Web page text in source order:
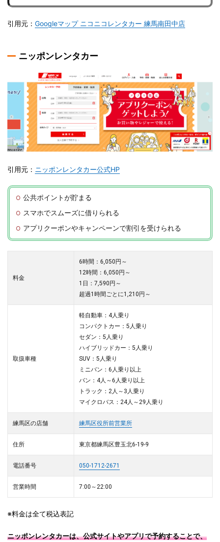
引用元： Googleマップ ニコニコレンタカー 練馬南田中店
ニッポンレンタカー
引用元： ニッポンレンタカー公式HP
公共ポイントが貯まる
スマホでスムーズに借りられる
アプリクーポンやキャンペーンで割引を受けられる
料金
6時間：6,050円～
12時間：6,050円～
1日：7,590円～
超過1時間ごとに1,210円～
取扱車種
軽自動車：4人乗り
コンパクトカー：5人乗り
セダン：5人乗り
ハイブリッドカー：5人乗り
SUV：5人乗り
ミニバン：6人乗り以上
バン：4人～6人乗り以上
トラック：2人～3人乗り
マイクロバス：24人～29人乗り
練馬区の店舗 練馬区役所前営業所
住所 東京都練馬区豊玉北6-19-9
電話番号 050-1712-2671
営業時間 7:00～22:00
※料金は全て税込表記
ニッポンレンタカーは、公式サイトやアプリで予約することで、